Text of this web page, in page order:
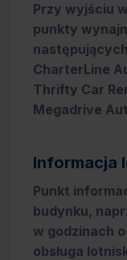
Przy wyjściu
punkty
CharterLine
Thrifty Car
Megadrive
Informacja
Punkt
budynku,
w godzinach
obsługa